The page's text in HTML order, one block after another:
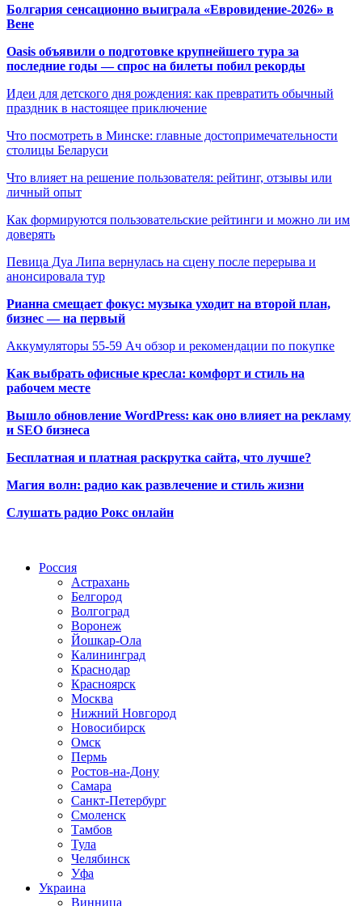
Болгария сенсационно выиграла «Евровидение-2026» в
Вене
Oasis объявили о подготовке крупнейшего тура за
последние годы — спрос на билеты побил рекорды
Идеи для детского дня рождения: как превратить обычный
праздник в настоящее приключение
Что посмотреть в Минске: главные достопримечательности
столицы Беларуси
Что влияет на решение пользователя: рейтинг, отзывы или
личный опыт
Как формируются пользовательские рейтинги и можно ли им
доверять
Певица Дуа Липа вернулась на сцену после перерыва и
анонсировала тур
Рианна смещает фокус: музыка уходит на второй план,
бизнес — на первый
Аккумуляторы 55-59 Ач обзор и рекомендации по покупке
Как выбрать офисные кресла: комфорт и стиль на
рабочем месте
Вышло обновление WordPress: как оно влияет на рекламу
и SEO бизнеса
Бесплатная и платная раскрутка сайта, что лучше?
Магия волн: радио как развлечение и стиль жизни
Слушать радио Рокс онлайн
Россия
Астрахань
Белгород
Волгоград
Воронеж
Йошкар-Ола
Калининград
Краснодар
Красноярск
Москва
Нижний Новгород
Новосибирск
Омск
Пермь
Ростов-на-Дону
Самара
Санкт-Петербург
Смоленск
Тамбов
Тула
Челябинск
Уфа
Украина
Винница